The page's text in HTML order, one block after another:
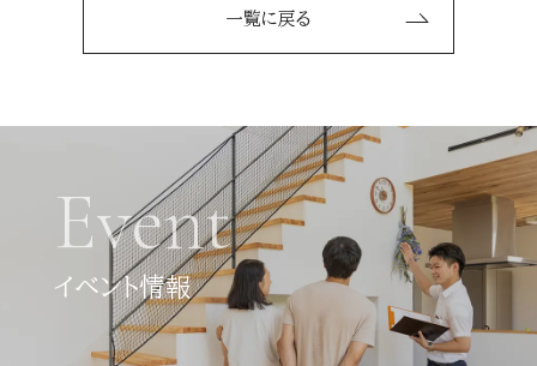
一覧に戻る
Event
イベント情報